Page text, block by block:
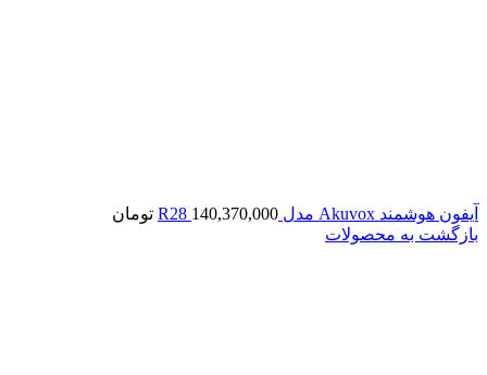
آیفون هوشمند Akuvox مدل R28 140,370,000
تومان
بازگشت به محصولات